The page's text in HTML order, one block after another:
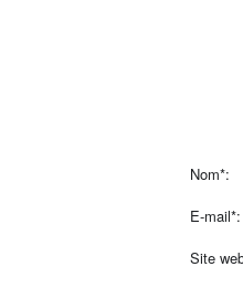
Nom*:
E-mail*:
Site